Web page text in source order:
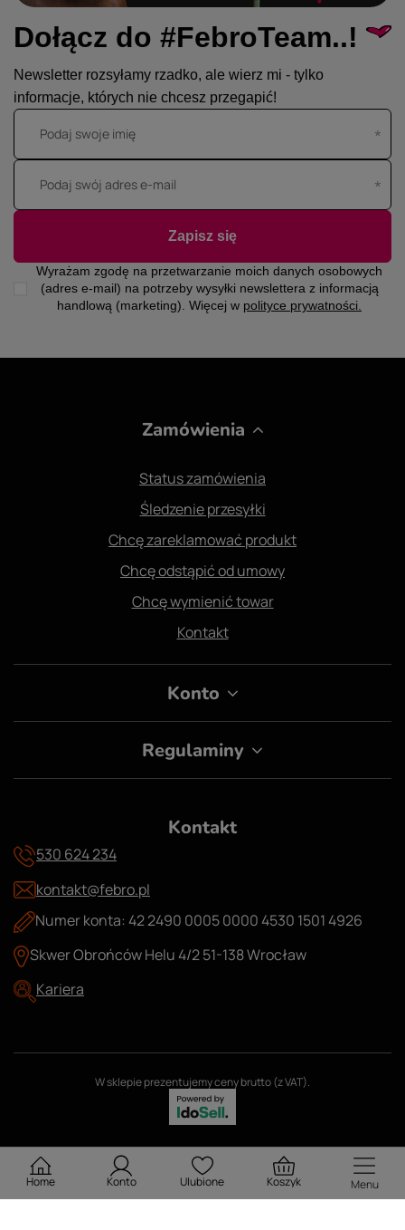
Dołącz do #FebroTeam..!
Newsletter rozsyłamy rzadko, ale wierz mi - tylko
informacje, których nie chcesz przegapić!
Podaj swoje imię
Podaj swój adres e-mail
Wyrażam zgodę na przetwarzanie moich danych osobowych
(adres e-mail) na potrzeby wysyłki newslettera z informacją
handlową (marketing). Więcej w polityce prywatności.
Zapisz się
Zamówienia
Status zamówienia
Śledzenie przesyłki
Chcę zareklamować produkt
Chcę odstąpić od umowy
Chcę wymienić towar
Kontakt
Konto
Regulaminy
Kontakt
530 624 234
kontakt@febro.pl
Numer konta: 42 2490 0005 0000 4530 1501 4926
Skwer Obrońców Helu 4/2 51-138 Wrocław
Kariera
W sklepie prezentujemy ceny brutto (z VAT).
Home Konto Ulubione Koszyk Menu